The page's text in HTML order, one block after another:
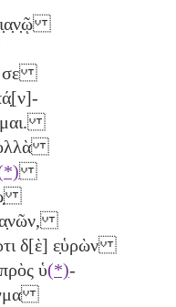
σε
δ[ὲ] ε̣ὑρὼν
ὑ(*)-